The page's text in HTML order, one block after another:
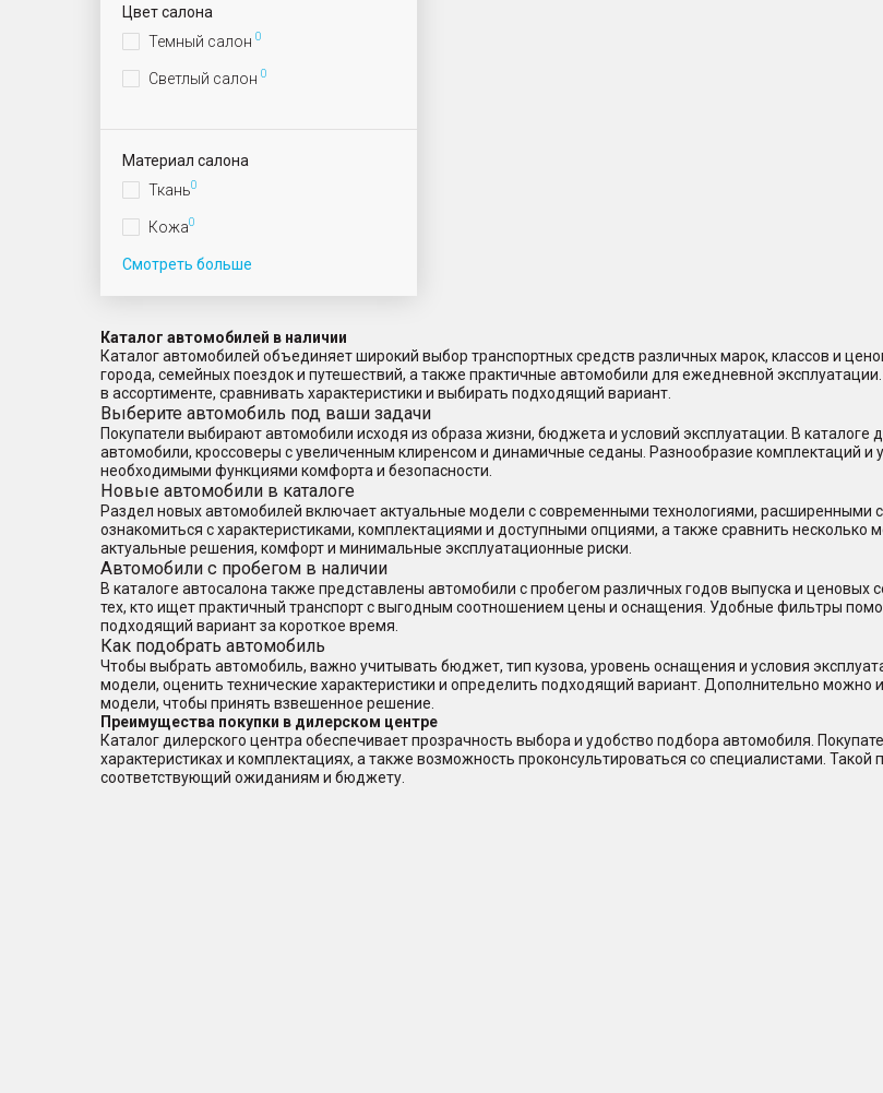
Цвет салона
Темный салон 0
Светлый салон 0
Материал салона
Ткань0
Кожа0
Смотреть больше
Каталог автомобилей в наличии
Каталог автомобилей объединяет широкий выбор транспортных средств различных марок, классов и
города, семейных поездок и путешествий, а также практичные автомобили для ежедневной
в ассортименте, сравнивать характеристики и выбирать подходящий вариант.
Выберите автомобиль под ваши задачи
Покупатели выбирают автомобили исходя из образа жизни, бюджета и условий эксплуатации. В
автомобили, кроссоверы с увеличенным клиренсом и динамичные седаны. Разнообразие комплектаций
необходимыми функциями комфорта и безопасности.
Новые автомобили в каталоге
Раздел новых автомобилей включает актуальные модели с современными технологиями, расширенными
ознакомиться с характеристиками, комплектациями и доступными опциями, а также сравнить
актуальные решения, комфорт и минимальные эксплуатационные риски.
Автомобили с пробегом в наличии
В каталоге автосалона также представлены автомобили с пробегом различных годов выпуска и
тех, кто ищет практичный транспорт с выгодным соотношением цены и оснащения. Удобные фильтры
подходящий вариант за короткое время.
Как подобрать автомобиль
Чтобы выбрать автомобиль, важно учитывать бюджет, тип кузова, уровень оснащения и условия
модели, оценить технические характеристики и определить подходящий вариант. Дополнительно можно
модели, чтобы принять взвешенное решение.
Преимущества покупки в дилерском центре
Каталог дилерского центра обеспечивает прозрачность выбора и удобство подбора автомобиля.
характеристиках и комплектациях, а также возможность проконсультироваться со специалистами.
соответствующий ожиданиям и бюджету.